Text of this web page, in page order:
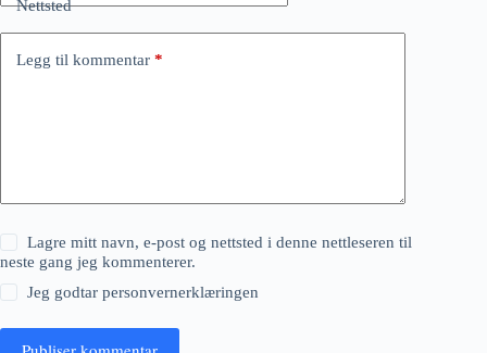
Nettsted
Legg til kommentar *
Lagre mitt navn, e-post og nettsted i denne nettleseren til
neste gang jeg kommenterer.
Jeg godtarpersonvernerklæringen